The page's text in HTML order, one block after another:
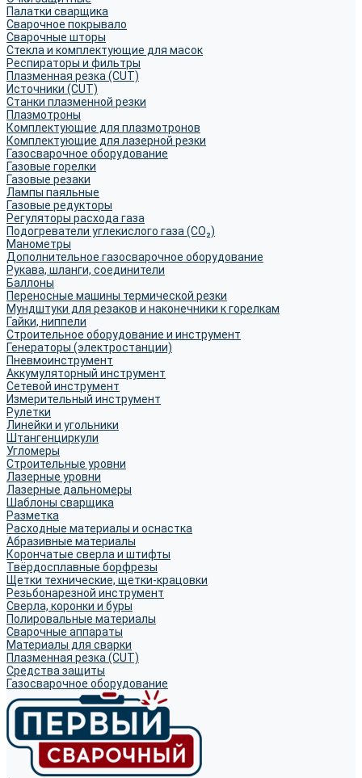
Палатки сварщика
Сварочное покрывало
Сварочные шторы
Стекла и комплектующие для масок
Респираторы и фильтры
Плазменная резка (CUT)
Источники (CUT)
Станки плазменной резки
Плазмотроны
Комплектующие для плазмотронов
Комплектующие для лазерной резки
Газосварочное оборудование
Газовые горелки
Газовые резаки
Лампы паяльные
Газовые редукторы
Регуляторы расхода газа
Подогреватели углекислого газа (CO₂)
Манометры
Дополнительное газосварочное оборудование
Рукава, шланги, соединители
Баллоны
Переносные машины термической резки
Мундштуки для резаков и наконечники к горелкам
Гайки, ниппели
Строительное оборудование и инструмент
Генераторы (электростанции)
Пневмоинструмент
Аккумуляторный инструмент
Сетевой инструмент
Измерительный инструмент
Рулетки
Линейки и угольники
Штангенциркули
Угломеры
Строительные уровни
Лазерные уровни
Лазерные дальномеры
Шаблоны сварщика
Разметка
Расходные материалы и оснастка
Абразивные материалы
Корончатые сверла и штифты
Твёрдосплавные борфрезы
Щетки технические, щетки-крацовки
Резьбонарезной инструмент
Сверла, коронки и буры
Полировальные материалы
Сварочные аппараты
Материалы для сварки
Плазменная резка (CUT)
Средства защиты
Газосварочное оборудование